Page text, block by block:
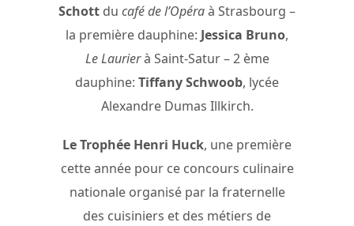
Schott du café de l’Opéraà Strasbourg –
la première dauphine: Jessica Bruno,
Le Laurierà Saint-Satur – 2 ème
dauphine: Tiffany Schwoob, lycée
Alexandre Dumas Illkirch.
Le Trophée Henri Huck, une première
cette année pour ce concours culinaire
nationale organisé par la fraternelle
des cuisiniers et des métiers de